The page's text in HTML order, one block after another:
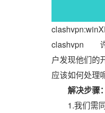
clashvpn 许
户发现他们的
应该如何处理
解决步骤：
1.我们需同